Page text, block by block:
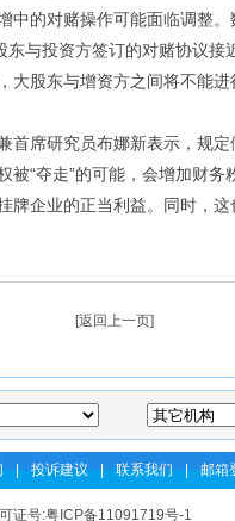
的对赌操作可能面临调整。
与投资方签订的对赌协议接
大股东与增资方之间将不能
席研究员布娜新表示，规定
“夺走”的可能，会增加财
牌企业的正当利益。同时，
[返回上一页]
| 投诉建议 | 联系我们 | 邮箱
证号:粤ICP备11091719号-1